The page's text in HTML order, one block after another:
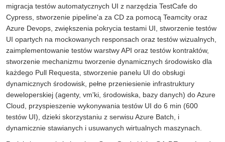
migracja testów automatycznych UI z narzędzia TestCafe do
Cypress, stworzenie pipeline'a za CD za pomocą Teamcity oraz
Azure Devops, zwiększenia pokrycia testami UI, stworzenie testów
UI opartych na mockowanych responsach oraz testów wizualnych,
zaimplementowanie testów warstwy API oraz testów kontraktów,
stworzenie mechanizmu tworzenie dynamicznych środowisko dla
każdego Pull Requesta, stworzenie panelu UI do obsługi
dynamicznych środowisk, pełne przeniesienie infrastruktury
deweloperskiej (agenty, vm'ki, środowiska, bazy danych) do Azure
Cloud, przyspieszenie wykonywania testów UI do 6 min (600
testów UI), dzieki skorzystaniu z serwisu Azure Batch, i
dynamicznie stawianych i usuwanych wirtualnych maszynach.